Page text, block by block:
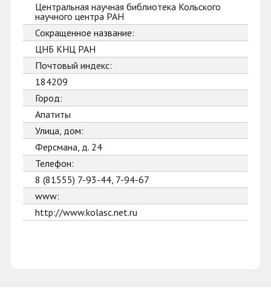
Центральная научная библиотека Кольского
научного центра РАН
Сокращенное название:
ЦНБ КНЦ РАН
Почтовый индекс:
184209
Город:
Апатиты
Улица, дом:
Ферсмана, д. 24
Телефон:
8 (81555) 7-93-44, 7-94-67
www:
http://www.kolasc.net.ru